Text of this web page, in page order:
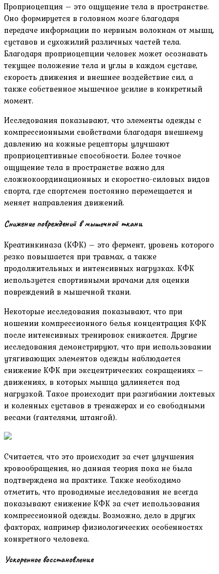
Проприоцепция – это ощущение тела в пространстве.
Оно формируется в головном мозге благодаря
передаче информации по нервным волокнам от мышц,
суставов и сухожилий различных частей тела.
Благодаря проприоцепции человек может осознавать
текущее положение тела и углы в каждом суставе,
скорость движения и внешнее воздействие сил, а
также собственное мышечное усилие в конкретный
момент.
Исследования показывают, что элементы одежды с
компрессионными свойствами благодаря внешнему
давлению на кожные рецепторы улучшают
проприоцептивные способности. Более точное
ощущение тела в пространстве важно для
сложнокоординационных и скоростно-силовых видов
спорта, где спортсмен постоянно перемещается и
меняет направления движений.
Снижение повреждений в мышечной ткани
Креатинкиназа (КФК) – это фермент, уровень которого
резко повышается при травмах, а также
продолжительных и интенсивных нагрузках. КФК
используется спортивными врачами для оценки
повреждений в мышечной ткани.
Некоторые исследования показывают, что при
ношении компрессионного белья концентрация КФК
после интенсивных тренировок снижается. Другие
исследования демонстрируют, что при использовании
утягивающих элементов одежды наблюдается
снижение КФК при эксцентрических сокращениях –
движениях, в которых мышца удлиняется под
нагрузкой. Такое происходит при разгибании локтевых
и коленных суставов в тренажерах и со свободными
весами (гантелями, штангой).
Считается, что это происходит за счет улучшения
кровообращения, но данная теория пока не была
подтверждена на практике. Также необходимо
отметить, что проводимые исследования не всегда
показывают снижение КФК за счет использования
компрессионной одежды. Возможно, дело в других
факторах, например физиологических особенностях
конкретного человека.
Ускоренное восстановление